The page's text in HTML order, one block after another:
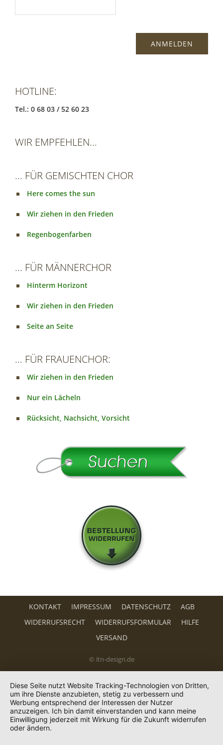
HOTLINE:
Tel.: 0 68 03 / 52 60 23
WIR EMPFEHLEN...
... FÜR GEMISCHTEN CHOR
Here comes the sun
Wir ziehen in den Frieden
Regenbogenfarben
... FÜR MÄNNERCHOR
Hinterm Horizont
Wir ziehen in den Frieden
Seite an Seite
... FÜR FRAUENCHOR:
Wir ziehen in den Frieden
Nur ein Lächeln
Rücksicht, Nachsicht, Vorsicht
KONTAKT IMPRESSUM DATENSCHUTZ
AGB
WIDERRUFSRECHT
WIDERRUFSFORMULAR
HILFE
VERSAND
© itn-design.de
Diese Seite nutzt Website Tracking-Technologien von Dritten,
um ihre Dienste anzubieten, stetig zu verbessern und
Werbung entsprechend der Interessen der Nutzer
anzuzeigen. Ich bin damit einverstanden und kann meine
Einwilligung jederzeit mit Wirkung für die Zukunft widerrufen
oder ändern.